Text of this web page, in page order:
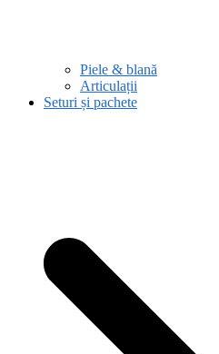
Piele & blană
Articulații
Seturi și pachete